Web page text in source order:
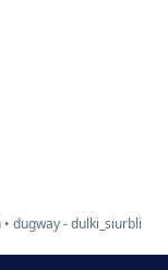
dugway - dulki_siurbli